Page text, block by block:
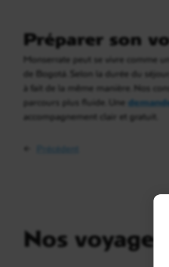
Préparer son
Monserrate peut se vivre comme
de Bogotá. Selon la durée du
à fait de la même manière. Nos
parcours plus fluide. Une
accompagnement clair et gratuit.
←
Nos